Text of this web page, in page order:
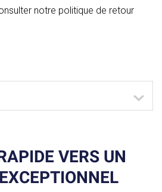
notre politique de retour
VERS UN